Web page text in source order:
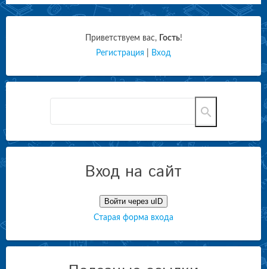
Приветствуем вас, Гость!
Регистрация
Вход
Вход на сайт
Войти через uID
Старая форма входа